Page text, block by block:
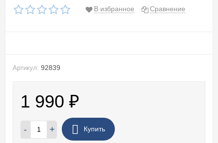
В избранное Сравнение
Артикул: 92839
1 990 ₽
- + Купить